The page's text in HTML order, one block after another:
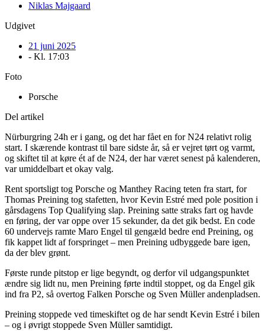
Niklas Majgaard
Udgivet
21 juni 2025
- Kl. 17:03
Foto
Porsche
Del artikel
Nürburgring 24h er i gang, og det har fået en for N24 relativt rolig
start. I skærende kontrast til bare sidste år, så er vejret tørt og varmt,
og skiftet til at køre ét af de N24, der har været senest på kalenderen,
var umiddelbart et okay valg.
Rent sportsligt tog Porsche og Manthey Racing teten fra start, for
Thomas Preining tog stafetten, hvor Kevin Estré med pole position i
gårsdagens Top Qualifying slap. Preining satte straks fart og havde
en føring, der var oppe over 15 sekunder, da det gik bedst. En code
60 undervejs ramte Maro Engel til gengæld bedre end Preining, og
fik kappet lidt af forspringet – men Preining udbyggede bare igen,
da der blev grønt.
Første runde pitstop er lige begyndt, og derfor vil udgangspunktet
ændre sig lidt nu, men Preining førte indtil stoppet, og da Engel gik
ind fra P2, så overtog Falken Porsche og Sven Müller andenpladsen.
Preining stoppede ved timeskiftet og de har sendt Kevin Estré i bilen
– og i øvrigt stoppede Sven Müller samtidigt.